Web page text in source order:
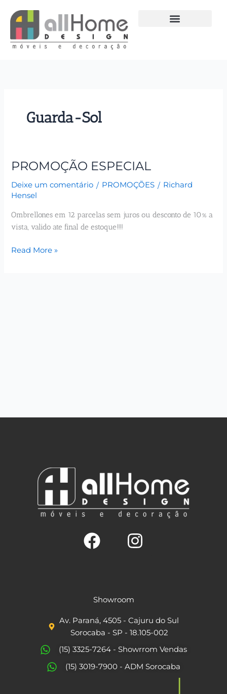
para
conteúdo
Guarda-Sol
PROMOÇÃO ESPECIAL
Deixe um comentário / PROMOÇÕES / Richard
Hensel
Ombrellones em 12 parcelas sem juros ou desconto de 10% a
vista, valido ate final de estoque!!!!
PROMOÇÃO
Read More »
c
e
b
o
o
t
a
g
r
Showroom
Av. Paraná, 4505 - Cajuru do Sul
Sorocaba - SP - 18.105-002
(15) 3325-7264 - Showrrom Vendas
(15) 3019-7900 - ADM Sorocaba